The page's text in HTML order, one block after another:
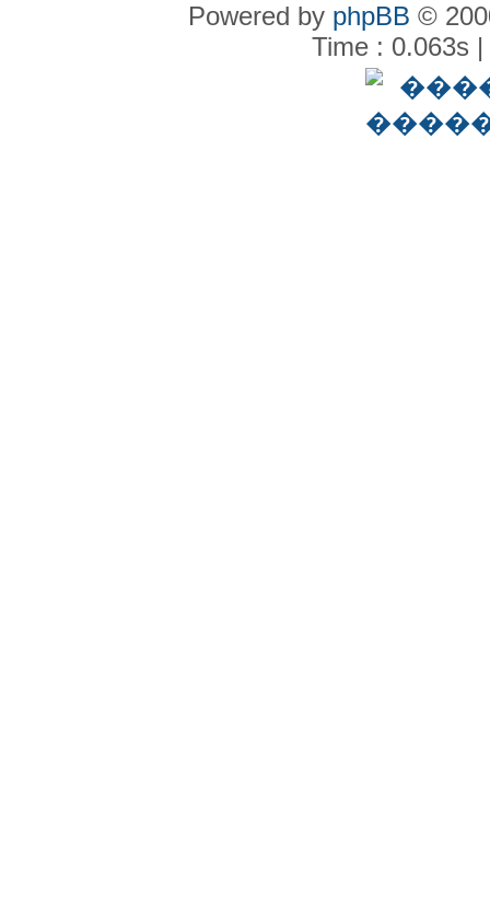
Powered by phpBB ©
Time : 0.063s